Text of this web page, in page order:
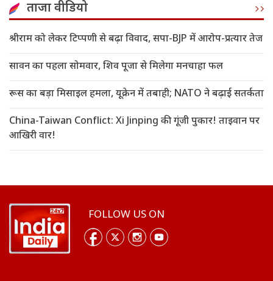
ताजा वीडियो
श्रीराम को लेकर टिप्पणी से बढ़ा विवाद, सपा-BJP में आरोप-प्रत्यार तेज
सावन का पहला सोमवार, शिव पूजा से मिलेगा मनचाहा फल
रूस का बड़ा मिसाइल हमला, यूक्रेन में तबाही; NATO ने बढ़ाई सतर्कता
China-Taiwan Conflict: Xi Jinping की गूंजी पुकार! ताइवान पर
आखिरी वार!
FOLLOW US ON